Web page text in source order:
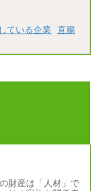
ている企業
直腸
財産は「人材」で